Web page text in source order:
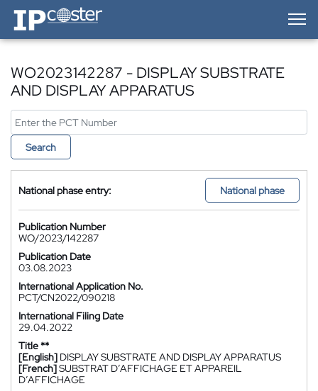
IP-Coster — Home
WO2023142287 - DISPLAY SUBSTRATE
AND DISPLAY APPARATUS
Search
National phase entry: National phase
Publication Number
WO/2023/142287
Publication Date
03.08.2023
International Application No.
PCT/CN2022/090218
International Filing Date
29.04.2022
Title **
[English] DISPLAY SUBSTRATE AND DISPLAY APPARATUS
[French]SUBSTRAT D’AFFICHAGE ET APPAREIL
D’AFFICHAGE